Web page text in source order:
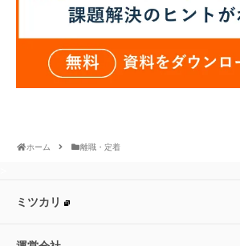
ホーム 離職・定着
ミツカリ